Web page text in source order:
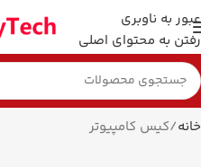
عبور به ناوبری
رفتن به محتوای اصلی
خانه کیس کامپیوتر